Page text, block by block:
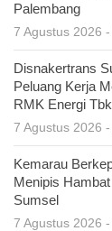
Palembang
7 Agustus 2026
Disnakertrans
Peluang Kerja
RMK Energi Tbk
7 Agustus 2026
Kemarau
Menipis
Sumsel
7 Agustus 2026